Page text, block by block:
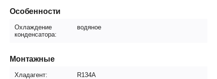
Особенности
Охлаждение
конденсатора:
водяное
Монтажные
Хладагент: R134A